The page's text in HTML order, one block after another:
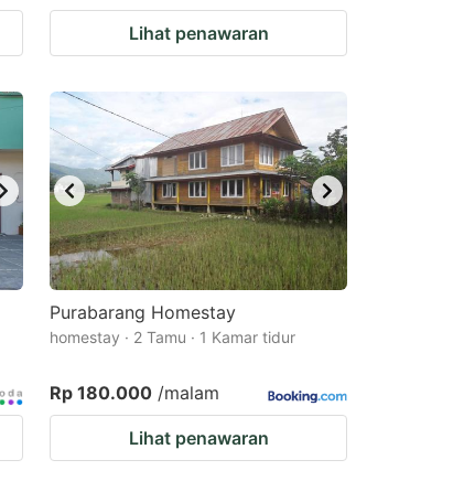
Lihat penawaran
Purabarang Homestay
homestay · 2 Tamu · 1 Kamar tidur
Rp 180.000 /malam
Lihat penawaran